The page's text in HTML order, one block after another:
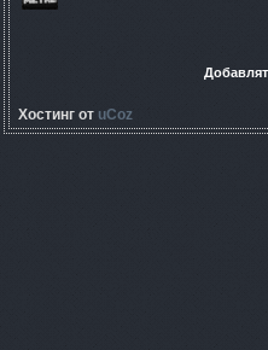
Хостинг от uCoz